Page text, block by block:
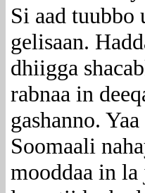
Si aad tuubbo
gelisaan.
dhiigga
rabnaa in
gashanno.
Soomaali
mooddaa in